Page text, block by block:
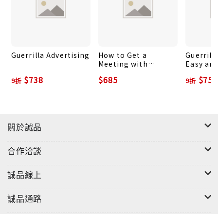
Guerrilla Advertising
9折 $738
How to Get a
Meeting with
Untapped Selling
$685
Easy
9折 $756
關於誠品
合作洽談
誠品線上
誠品通路